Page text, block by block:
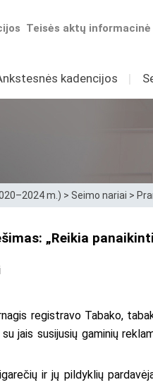
Teisės aktų
kadencijos I
m.) > Seimo nariai >
„Reikia
registravo Tabako,
jais susijusių gaminių
ir jų pildyklių